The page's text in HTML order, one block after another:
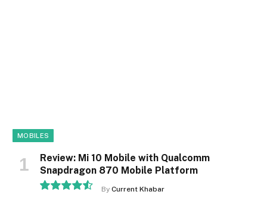
MOBILES
Review: Mi 10 Mobile with Qualcomm
Snapdragon 870 Mobile Platform
By Current Khabar